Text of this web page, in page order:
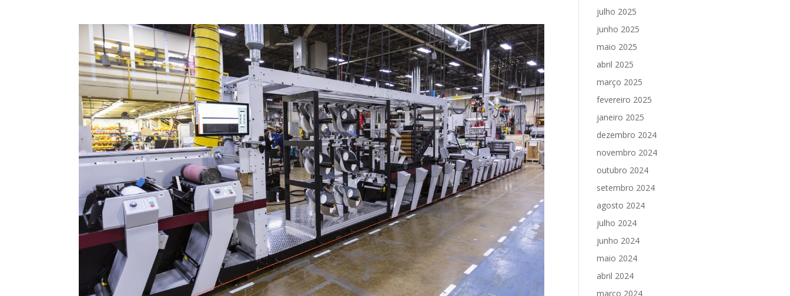
julho 2025
junho 2025
maio 2025
abril 2025
março 2025
fevereiro 2025
janeiro 2025
dezembro 2024
novembro 2024
outubro 2024
setembro 2024
agosto 2024
julho 2024
junho 2024
maio 2024
abril 2024
março 2024